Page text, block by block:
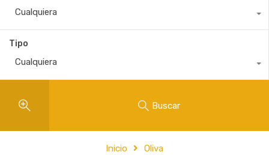
Cualquiera
Tipo
Cualquiera
Buscar
Inicio Oliva